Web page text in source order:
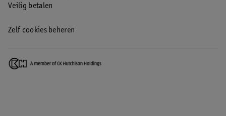
Veilig betalen
Zelf cookies beheren